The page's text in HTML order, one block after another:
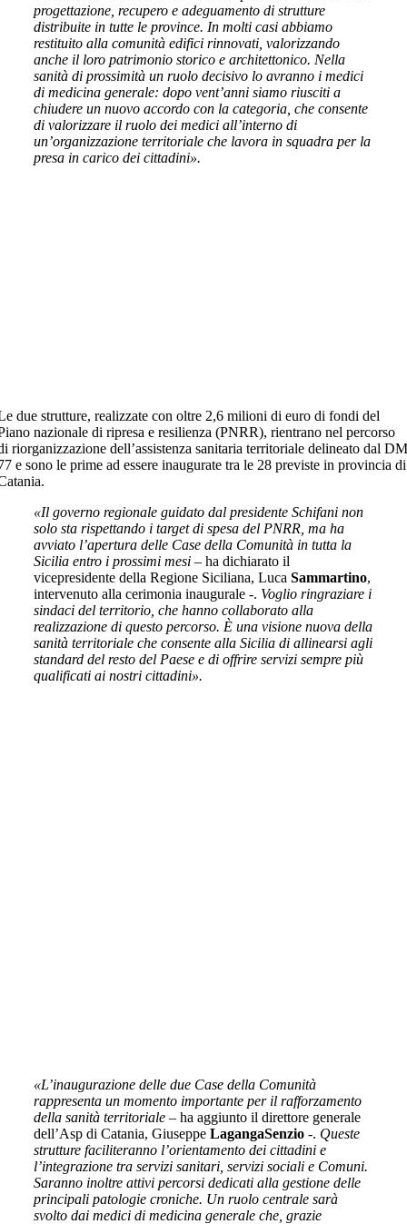
progettazione, recupero e adeguamento di strutture
distribuite in tutte le province. In molti casi abbiamo
restituito alla comunità edifici rinnovati, valorizzando
anche il loro patrimonio storico e architettonico. Nella
sanità di prossimità un ruolo decisivo lo avranno i medici
di medicina generale: dopo vent’anni siamo riusciti a
chiudere un nuovo accordo con la categoria, che consente
di valorizzare il ruolo dei medici all’interno di
un’organizzazione territoriale che lavora in squadra per la
presa in carico dei cittadini».
due strutture, realizzate con oltre 2,6 milioni di euro di fondi del
nazionale di ripresa e resilienza (PNRR), rientrano nel percorso
riorganizzazione dell’assistenza sanitaria territoriale delineato dal
e sono le prime ad essere inaugurate tra le 28 previste in provincia di
«Il governo regionale guidato dal presidente Schifani non
solo sta rispettando i target di spesa del PNRR, ma ha
avviato l’apertura delle Case della Comunità in tutta la
Sicilia entro i prossimi mesi– ha dichiarato il
vicepresidente della Regione Siciliana, LucaSammartino,
intervenuto alla cerimonia inaugurale -. Voglio ringraziare i
sindaci del territorio, che hanno collaborato alla
realizzazione di questo percorso. È una visione nuova della
sanità territoriale che consente alla Sicilia di allinearsi agli
standard del resto del Paese e di offrire servizi sempre più
qualificati ai nostri cittadini».
«L’inaugurazione delle due Case della Comunità
rappresenta un momento importante per il rafforzamento
della sanità territoriale– ha aggiunto il direttore generale
dell’Asp di Catania, GiuseppeLagangaSenzio -. Queste
strutture faciliteranno l’orientamento dei cittadini e
l’integrazione tra servizi sanitari, servizi sociali e Comuni.
Saranno inoltre attivi percorsi dedicati alla gestione delle
principali patologie croniche. Un ruolo centrale sarà
svolto dai medici di medicina generale che, grazie